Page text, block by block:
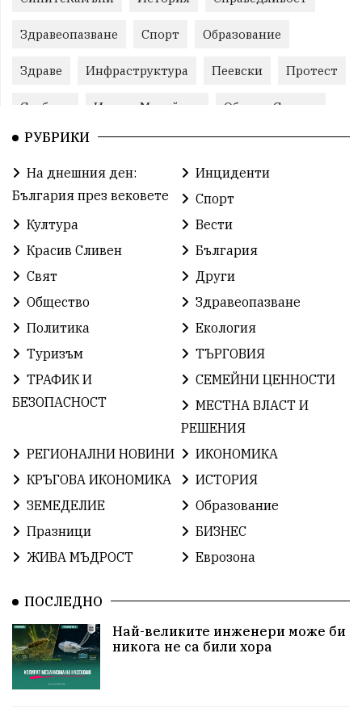
Здравеопазване Спорт Образование
Здраве Инфраструктура Пеевски Протест
Свобода ИвелинМихайлов ОбщинаСливен
Карандила
РадостинВасилев ЛекаАтлетика МЕЧ
ХристоИлиев БългарскоЗемеделие
КироБрейка БългарскиСпорт София
земеделие
ИсторияНаБългария Иновации САЩ
БългарскаГордост Археология Твърдица
ОбщинаСливен Легенда Право
Хасково ВиКСливен
Правосъдие СелинКларънс България2025
ПътнаБезопасност
ПетърПетров Деца Обединение
Технологии
РУБРИКИ
На днешния ден:
България през вековете
Инциденти
Спорт
Култура
Вести
Красив Сливен
България
Свят
Други
Общество
Здравеопазване
Политика
Екология
Туризъм
ТЪРГОВИЯ
ТРАФИК И
БЕЗОПАСНОСТ
СЕМЕЙНИ ЦЕННОСТИ
МЕСТНА ВЛАСТ И
РЕШЕНИЯ
РЕГИОНАЛНИ НОВИНИ
ИКОНОМИКА
КРЪГОВА ИКОНОМИКА
ИСТОРИЯ
ЗЕМЕДЕЛИЕ
Образование
Празници
БИЗНЕС
ЖИВА МЪДРОСТ
Еврозона
ПОСЛЕДНО
Най-великите инженери може би
никога не са били хора